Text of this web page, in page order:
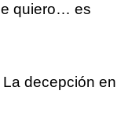
quiero… es
decepción en